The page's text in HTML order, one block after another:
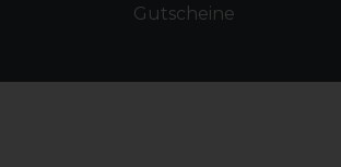
Gutscheine